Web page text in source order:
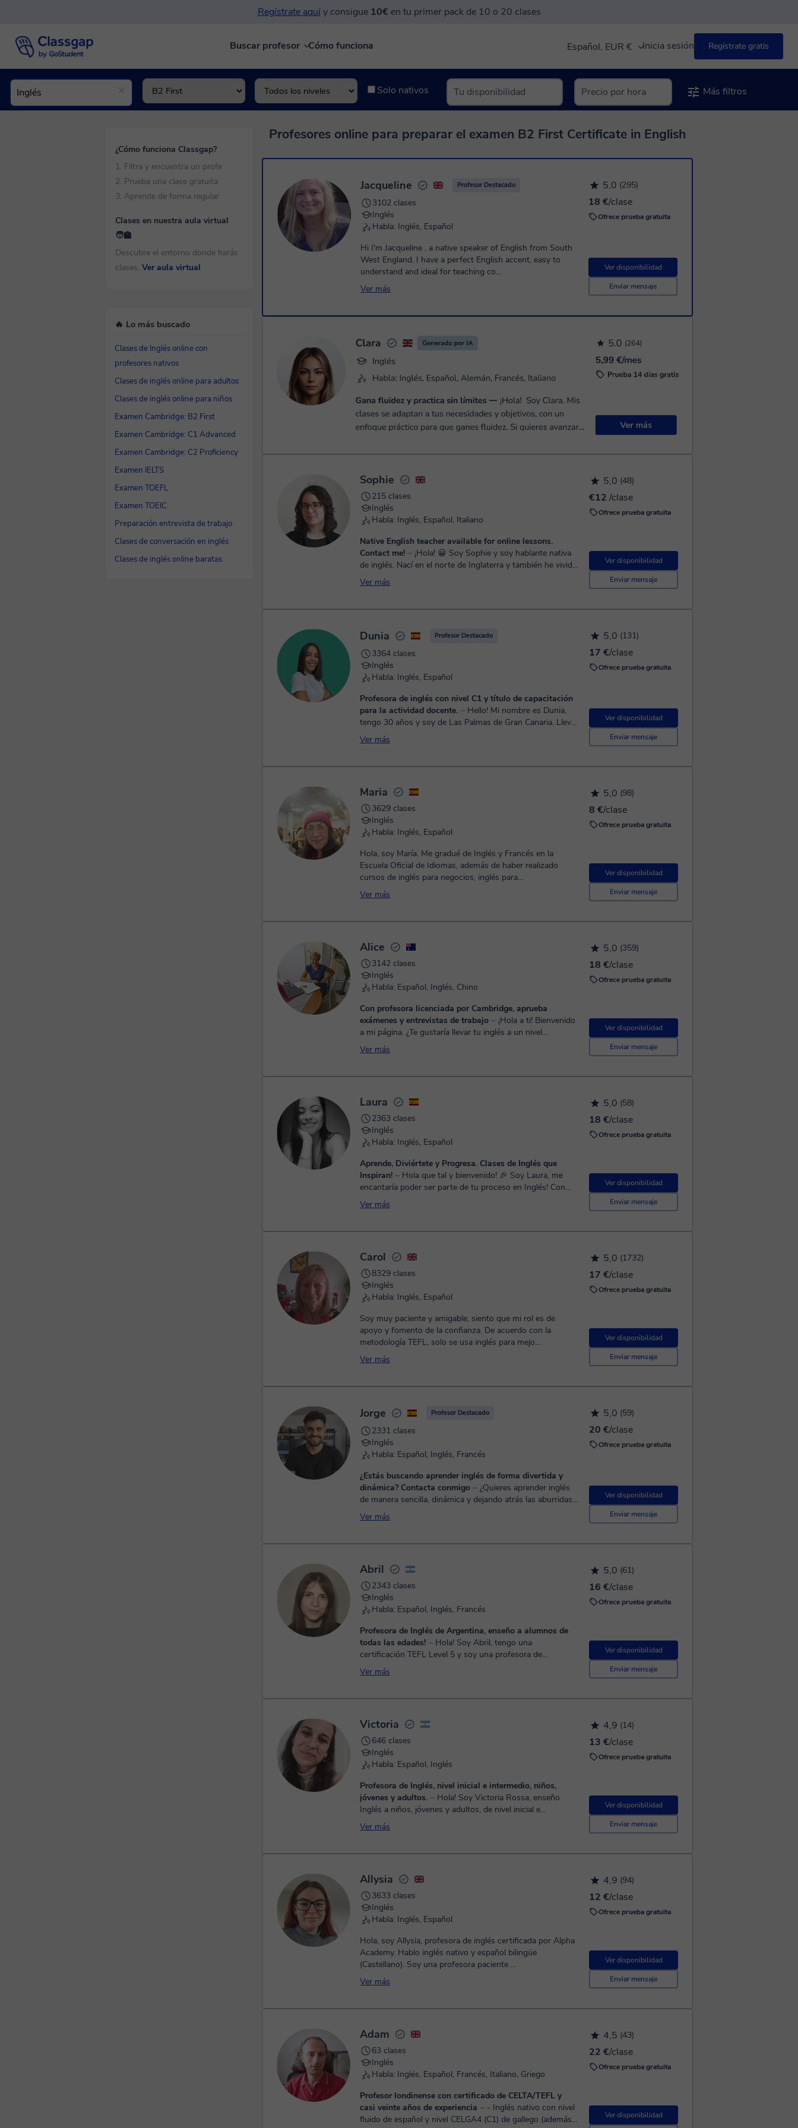
Regístrate aquíy consigue 10€ en tu primer pack de 10 o 20 clases
Buscar profesor Cómo funciona Español, EUR € Inicia sesión Regístrate gratis
Solo nativos Más filtros
Profesores online para preparar el examen B2 First Certificate in English
5,0 (295)
18 €/clase
Ofrece prueba gratuita
Ver disponibilidad
Enviar mensaje
Jacqueline Profesor Destacado
3102 clases
Inglés
Habla: Inglés, Español
Hi I'm Jacqueline , a native speaker of English from South
West England. I have a perfect English accent, easy to
understand and ideal for teaching co...
Ver más
5,0 (48)
€12 /clase
Ofrece prueba gratuita
Ver disponibilidad
Enviar mensaje
Sophie
215 clases
Inglés
Habla: Inglés, Español, Italiano
Native English teacher available for online lessons.
Contact me! ⏤ ¡Hola! 😀 Soy Sophie y soy hablante nativa
de inglés. Nací en el norte de Inglaterra y también he vivido
varios años en Italia y España. 🧑‍🏫Llevo 6 años dando
clases de inglés a niños y adultos de todas las edades y
de conversación, así como a preparar exámenes
Extranjeras y tengo un máster en Traducción. Me encanta
enseñar, mis clases son personalizadas y adaptadas a las
necesidades de cada uno. No dudes en ponerte en
contacto conmigo si tienes alguna duda, podemos decidir
juntos la mejor metodología para ti y los temas que
prefieres tratar durante las clases 👉🏽Recuerda que la
primera clase de prueba es gratuita 👩🏻‍💻 ¡Hasta pronto!
Ver más
5,0 (131)
17 €/clase
Ofrece prueba gratuita
Ver disponibilidad
Enviar mensaje
Dunia Profesor Destacado
3364 clases
Inglés
Habla: Inglés, Español
Profesora de inglés con nivel C1 y título de capacitación
para la actividad docente. ⏤ Hello! Mi nombre es Dunia,
tengo 30 años y soy de Las Palmas de Gran Canaria. ‍Llevo
más de 6 años enseñando inglés, desde nivel A1 hasta B2.
He i...
Ver más
5,0 (98)
8 €/clase
Ofrece prueba gratuita
Ver disponibilidad
Enviar mensaje
Maria
3629 clases
Inglés
Habla: Inglés, Español
Hola, soy María. Me gradué de Inglés y Francés en la
Escuela Oficial de Idiomas, además de haber realizado
cursos de inglés para negocios, inglés para...
Ver más
5,0 (359)
18 €/clase
Ofrece prueba gratuita
Ver disponibilidad
Enviar mensaje
Alice
3142 clases
Inglés
Habla: Español, Inglés, Chino
Con profesora licenciada por Cambridge, aprueba
exámenes y entrevistas de trabajo ⏤ ¡Hola a ti! Bienvenido
a mi página. ¿Te gustaría llevar tu inglés a un nivel
completamente nuevo? ¡Asegúrate de desarrollar todos los
aspectos del ing...
Ver más
5,0 (58)
18 €/clase
Ofrece prueba gratuita
Ver disponibilidad
Enviar mensaje
Laura
2363 clases
Inglés
Habla: Inglés, Español
Aprende, Diviértete y Progresa. Clases de Inglés que
Inspiran! ⏤ Hola que tal y bienvenido! 🎉 Soy Laura, me
encantaría poder ser parte de tu proceso en Inglés! Con
más de cinco años de experiencia enseñando a alum...
Ver más
5,0 (1732)
17 €/clase
Ofrece prueba gratuita
Ver disponibilidad
Enviar mensaje
Carol
8329 clases
Inglés
Habla: Inglés, Español
Soy muy paciente y amigable, siento que mi rol es de
apoyo y fomento de la confianza. De acuerdo con la
metodología TEFL, solo se usa inglés para mejo...
Ver más
5,0 (59)
20 €/clase
Ofrece prueba gratuita
Ver disponibilidad
Enviar mensaje
Jorge Profesor Destacado
2331 clases
Inglés
Habla: Español, Inglés, Francés
¿Estás buscando aprender inglés de forma divertida y
dinámica? Contacta conmigo ⏤ ¿Quieres aprender inglés
de manera sencilla, dinámica y dejando atrás las aburridas
sesiones de gramática? Si es así, este es tu sitio. Sobre mí:
¡Ho...
Ver más
5,0 (61)
16 €/clase
Ofrece prueba gratuita
Ver disponibilidad
Enviar mensaje
Abril
2343 clases
Inglés
Habla: Español, Inglés, Francés
Profesora de Inglés de Argentina, enseño a alumnos de
todas las edades! ⏤ Hola! Soy Abril, tengo una
certificación TEFL Level 5 y soy una profesora de
Argentina. Trabajo con mi propio material o con el que me
provean mis alu...
Ver más
4,9 (14)
13 €/clase
Ofrece prueba gratuita
Ver disponibilidad
Enviar mensaje
Victoria
646 clases
Inglés
Habla: Español, Inglés
Profesora de Inglés, nivel inicial e intermedio, niños,
jóvenes y adultos. ⏤ Hola! Soy Victoria Rossa, enseño
Inglés a niños, jóvenes y adultos, de nivel inicial e
intermedio, desde hace más de 10 años. Las clases se
adaptan a ...
Ver más
4,9 (94)
12 €/clase
Ofrece prueba gratuita
Ver disponibilidad
Enviar mensaje
Allysia
3633 clases
Inglés
Habla: Inglés, Español
Hola, soy Allysia, profesora de inglés certificada por Alpha
Academy. Hablo inglés nativo y español bilingüe
(Castellano). Soy una profesora paciente ...
Ver más
4,5 (43)
22 €/clase
Ofrece prueba gratuita
Ver disponibilidad
Adam
63 clases
Inglés
Habla: Inglés, Español, Francés, Italiano, Griego
Profesor londinense con certificado de CELTA/TEFL y
casi veinte años de experiencia ⏤ - Inglés nativo con nivel
fluido de español y nivel CELGA4 (C1) de gallego (además
¿Cómo funciona Classgap?
1. Filtra y encuentra un profe
2. Prueba una clase gratuita
3. Aprende de forma regular
Clases en nuestra aula virtual
🧑‍🏫
Descubre el entorno donde harás
clases. Ver aula virtual
🔥 Lo más buscado
Clases de Inglés online con
profesores nativos
Clases de inglés online para adultos
Clases de inglés online para niños
Examen Cambridge: B2 First
Examen Cambridge: C1 Advanced
Examen Cambridge: C2 Proficiency
Examen IELTS
Examen TOEFL
Examen TOEIC
Preparación entrevista de trabajo
Clases de conversación en inglés
Clases de inglés online baratas